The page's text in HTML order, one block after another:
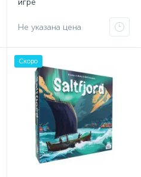
Не указана цена
Скоро